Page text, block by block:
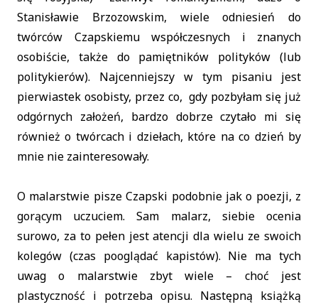
Stanisławie Brzozowskim, wiele odniesień do
twórców Czapskiemu współczesnych i znanych
osobiście, także do pamiętników polityków (lub
politykierów). Najcenniejszy w tym pisaniu jest
pierwiastek osobisty, przez co, gdy pozbyłam się już
odgórnych założeń, bardzo dobrze czytało mi się
również o twórcach i dziełach, które na co dzień by
mnie nie zainteresowały.
O malarstwie pisze Czapski podobnie jak o poezji, z
gorącym uczuciem. Sam malarz, siebie ocenia
surowo, za to pełen jest atencji dla wielu ze swoich
kolegów (czas pooglądać kapistów). Nie ma tych
uwag o malarstwie zbyt wiele – choć jest
plastyczność i potrzeba opisu. Następną książką